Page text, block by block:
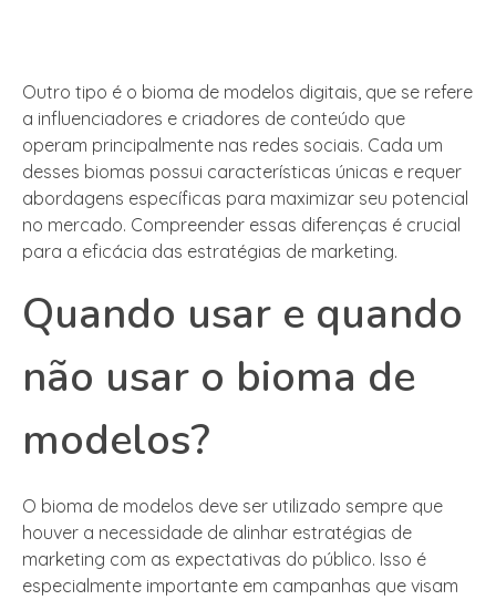
Outro tipo é o bioma de modelos digitais, que se refere
a influenciadores e criadores de conteúdo que
operam principalmente nas redes sociais. Cada um
desses biomas possui características únicas e requer
abordagens específicas para maximizar seu potencial
no mercado. Compreender essas diferenças é crucial
para a eficácia das estratégias de marketing.
Quando usar e quando
não usar o bioma de
modelos?
O bioma de modelos deve ser utilizado sempre que
houver a necessidade de alinhar estratégias de
marketing com as expectativas do público. Isso é
especialmente importante em campanhas que visam